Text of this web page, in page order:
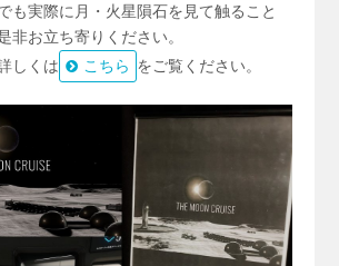
も実際に月・火星隕石を見て触ること
非お立ち寄りください。
しくは
こちら をご覧ください。